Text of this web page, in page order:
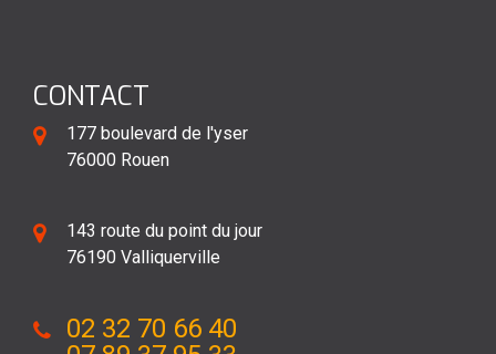
CONTACT
177 boulevard de l'yser
76000 Rouen
143 route du point du jour
76190 Valliquerville
02 32 70 66 40